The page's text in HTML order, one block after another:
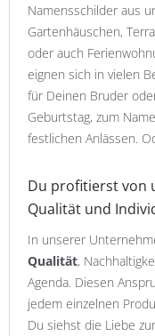
Namensschilder aus
Gartenhäuschen,
oder auch
eignen sich in vielen
für Deinen Bruder
Geburtstag, zum
festlichen Anlässen.
Du profitierst von
Qualität und
In unserer
Qualität,
Agenda. Diesen
jedem einzelnen
Du siehst die Liebe